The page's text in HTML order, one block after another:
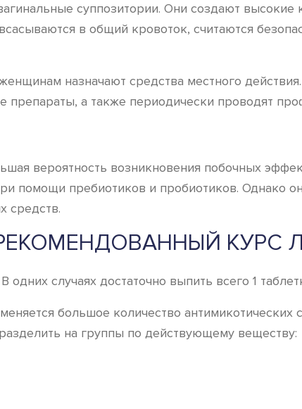
суппозитории. Они создают высокие
в общий кровоток, считаются
назначают средства местного
а также периодически проводят
вероятность возникновения побочных
помощи пребиотиков и пробиотиков. Однако
средств.
КУРС
одних случаях достаточно выпить всего 1
большое количество антимикотических
на группы по действующему веществу: